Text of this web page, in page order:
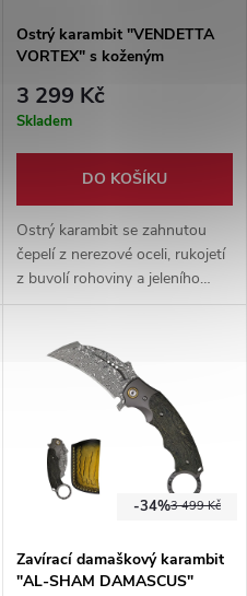
Ostrý karambit "VENDETTA
VORTEX" s koženým
3 299 Kč
Skladem
DO KOŠÍKU
Ostrý karambit se zahnutou
čepelí z nerezové oceli, rukojetí
z buvolí rohoviny a jeleního
paroží. Vhodný pro outdoor,
3 499 Kč
-34%
Zavírací damaškový karambit
"AL-SHAM DAMASCUS"